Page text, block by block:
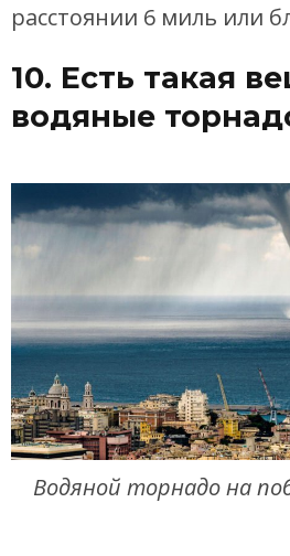
расстоянии 6 миль или
10. Есть такая
водяные
Водяной торнадо на